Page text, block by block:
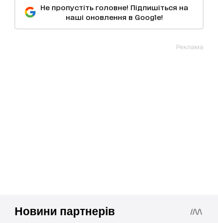
Не пропустіть головне! Підпишіться на
наші оновлення в Google!
Реклама